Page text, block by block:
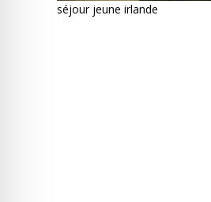
séjour jeune irlande